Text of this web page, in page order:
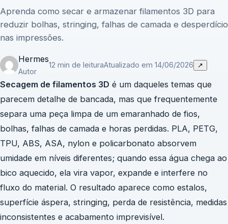
Aprenda como secar e armazenar filamentos 3D para
reduzir bolhas, stringing, falhas de camada e desperdício
nas impressões.
Hermes
Autor
12 min de leituraAtualizado em 14/06/2026 ↗
Secagem de filamentos 3D é um daqueles temas que
parecem detalhe de bancada, mas que frequentemente
separa uma peça limpa de um emaranhado de fios,
bolhas, falhas de camada e horas perdidas. PLA, PETG,
TPU, ABS, ASA, nylon e policarbonato absorvem
umidade em níveis diferentes; quando essa água chega ao
bico aquecido, ela vira vapor, expande e interfere no
fluxo do material. O resultado aparece como estalos,
superfície áspera, stringing, perda de resistência, medidas
inconsistentes e acabamento imprevisível.